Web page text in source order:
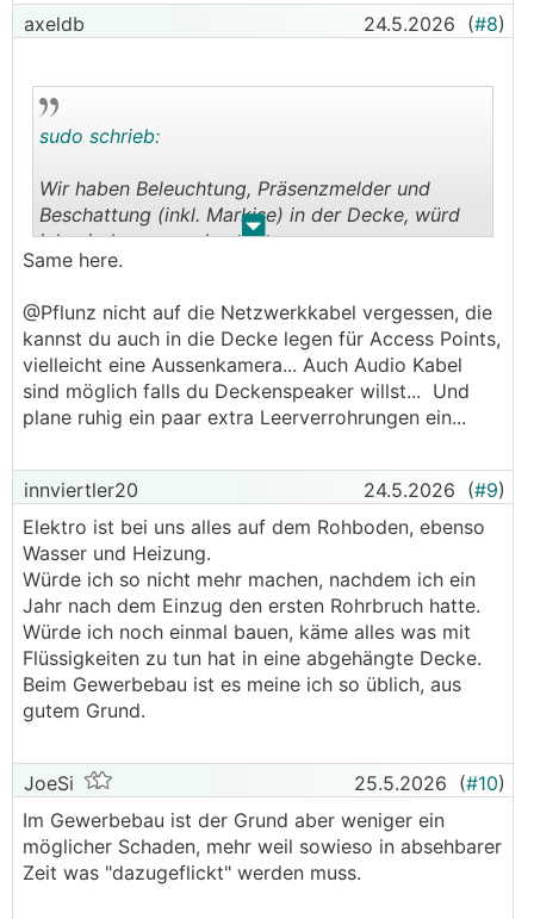
axeldb 24.5.2026 (#8)
. .
sudo schrieb:
Wir haben Beleuchtung, Präsenzmelder und
Beschattung (inkl. Markise) in der Decke, würd
ich wieder so machen.
Same here.
@Pflunz nicht auf die Netzwerkkabel vergessen, die
kannst du auch in die Decke legen für Access Points,
vielleicht eine Aussenkamera... Auch Audio Kabel
sind möglich falls du Deckenspeaker willst... Und
plane ruhig ein paar extra Leerverrohrungen ein...
innviertler20 24.5.2026 (#9)
Elektro ist bei uns alles auf dem Rohboden, ebenso
Wasser und Heizung.
Würde ich so nicht mehr machen, nachdem ich ein
Jahr nach dem Einzug den ersten Rohrbruch hatte.
Würde ich noch einmal bauen, käme alles was mit
Flüssigkeiten zu tun hat in eine abgehängte Decke.
Beim Gewerbebau ist es meine ich so üblich, aus
gutem Grund.
JoeSi 25.5.2026 (#10)
Im Gewerbebau ist der Grund aber weniger ein
möglicher Schaden, mehr weil sowieso in absehbarer
Zeit was "dazugeflickt" werden muss.